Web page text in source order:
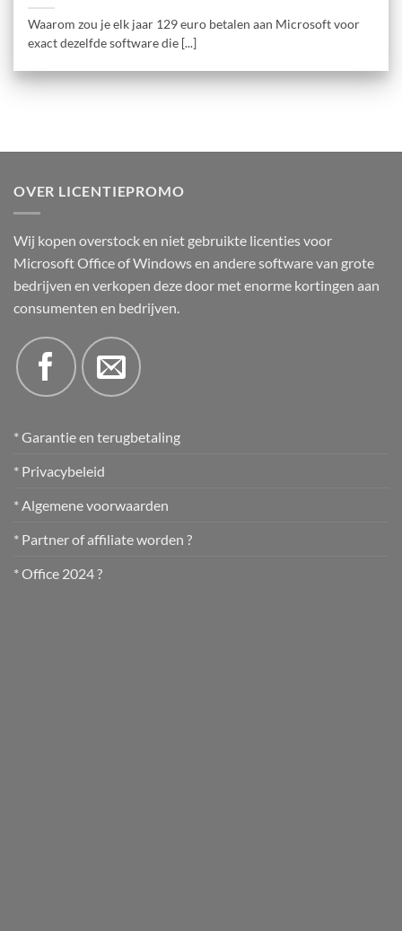
Waarom zou je elk jaar 129 euro betalen aan Microsoft voor
exact dezelfde software die [...]
OVER LICENTIEPROMO
Wij kopen overstock en niet gebruikte licenties voor
Microsoft Office of Windows en andere software van grote
bedrijven en verkopen deze door met enorme kortingen aan
consumenten en bedrijven.
* Garantie en terugbetaling
* Privacybeleid
* Algemene voorwaarden
* Partner of affiliate worden ?
* Office 2024 ?